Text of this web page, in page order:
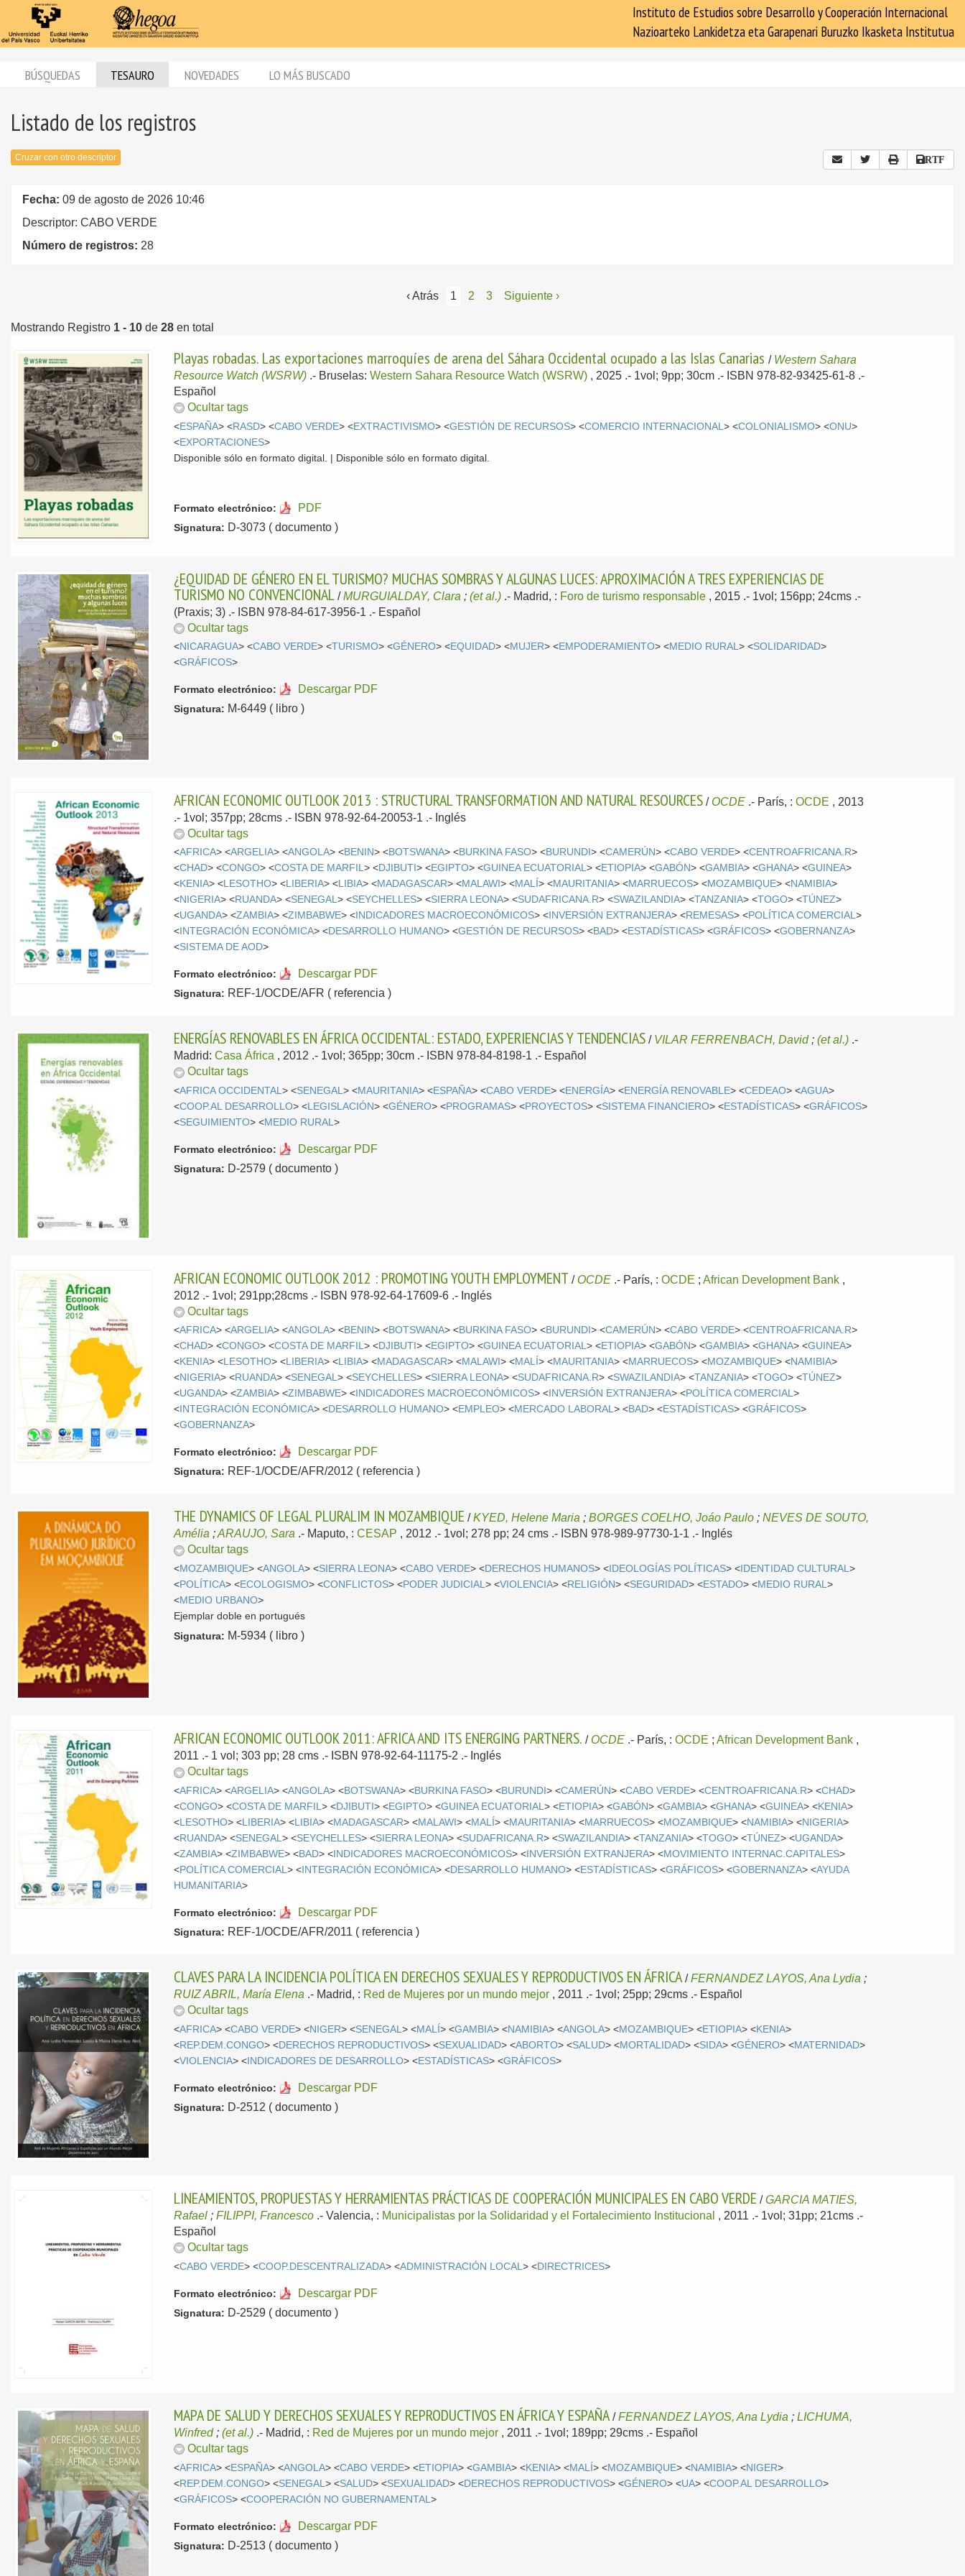
Instituto de Estudios sobre Desarrollo y Cooperación Internacional
Nazioarteko Lankidetza eta Garapenari Buruzko Ikasketa Institutua
BÚSQUEDAS TESAURO NOVEDADES LO MÁS BUSCADO
Listado de los registros
Cruzar con otro descriptor RTF
Fecha: 09 de agosto de 2026 10:46
Descriptor: CABO VERDE
Número de registros: 28
‹ Atrás 1 2 3 Siguiente ›
Mostrando Registro 1 - 10 de 28 en total
Playas robadas. Las exportaciones marroquíes de arena del Sáhara Occidental ocupado a las Islas Canarias/ Western Sahara
Resource Watch (WSRW) .- Bruselas:Western Sahara Resource Watch (WSRW) , 2025 .- 1vol; 9pp; 30cm .- ISBN 978-82-93425-61-8 .-
Español
Ocultar tags
<ESPAÑA> <RASD> <CABO VERDE> <EXTRACTIVISMO> <GESTIÓN DE RECURSOS> <COMERCIO INTERNACIONAL> <COLONIALISMO> <ONU>
<EXPORTACIONES>
Disponible sólo en formato digital. | Disponible sólo en formato digital.
Formato electrónico: PDF
Signatura: D-3073 ( documento )
¿EQUIDAD DE GÉNERO EN EL TURISMO? MUCHAS SOMBRAS Y ALGUNAS LUCES: APROXIMACIÓN A TRES EXPERIENCIAS DE
TURISMO NO CONVENCIONAL /MURGUIALDAY, Clara ;(et al.) .- Madrid, : Foro de turismo responsable , 2015 .- 1vol; 156pp; 24cms .-
(Praxis; 3) .- ISBN 978-84-617-3956-1 .- Español
Ocultar tags
<NICARAGUA> <CABO VERDE> <TURISMO> <GÉNERO> <EQUIDAD> <MUJER> <EMPODERAMIENTO> <MEDIO RURAL> <SOLIDARIDAD>
<GRÁFICOS>
Formato electrónico: Descargar PDF
Signatura: M-6449 ( libro )
AFRICAN ECONOMIC OUTLOOK 2013 : STRUCTURAL TRANSFORMATION AND NATURAL RESOURCES / OCDE .- París, :OCDE , 2013
.- 1vol; 357pp; 28cms .- ISBN 978-92-64-20053-1 .- Inglés
Ocultar tags
<AFRICA> <ARGELIA> <ANGOLA> <BENIN> <BOTSWANA> <BURKINA FASO> <BURUNDI> <CAMERÚN> <CABO VERDE> <CENTROAFRICANA.R>
<CHAD> <CONGO> <COSTA DE MARFIL> <DJIBUTI> <EGIPTO> <GUINEA ECUATORIAL> <ETIOPIA> <GABÓN> <GAMBIA> <GHANA> <GUINEA>
<KENIA> <LESOTHO> <LIBERIA> <LIBIA> <MADAGASCAR> <MALAWI> <MALÍ> <MAURITANIA> <MARRUECOS> <MOZAMBIQUE> <NAMIBIA>
<NIGERIA> <RUANDA> <SENEGAL> <SEYCHELLES> <SIERRA LEONA> <SUDAFRICANA.R> <SWAZILANDIA> <TANZANIA> <TOGO> <TÚNEZ>
<UGANDA> <ZAMBIA> <ZIMBABWE> < INDICADORES MACROECONÓMICOS> < INVERSIÓN EXTRANJERA> <REMESAS> <POLÍTICA COMERCIAL>
< INTEGRACIÓN ECONÓMICA> <DESARROLLO HUMANO> <GESTIÓN DE RECURSOS> <BAD> <ESTADÍSTICAS> <GRÁFICOS> <GOBERNANZA>
<SISTEMA DE AOD>
Formato electrónico: Descargar PDF
Signatura: REF-1/OCDE/AFR ( referencia )
ENERGÍAS RENOVABLES EN ÁFRICA OCCIDENTAL: ESTADO, EXPERIENCIAS Y TENDENCIAS / VILAR FERRENBACH, David;(et al.) .-
Madrid:Casa África , 2012 .- 1vol; 365pp; 30cm .- ISBN 978-84-8198-1 .- Español
Ocultar tags
<AFRICA OCCIDENTAL> <SENEGAL> <MAURITANIA> <ESPAÑA> <CABO VERDE> <ENERGÍA> <ENERGÍA RENOVABLE> <CEDEAO> <AGUA>
<COOP.AL DESARROLLO> < LEGISLACIÓN> <GÉNERO> <PROGRAMAS> <PROYECTOS> <SISTEMA FINANCIERO> <ESTADÍSTICAS> <GRÁFICOS>
<SEGUIMIENTO> <MEDIO RURAL>
Formato electrónico: Descargar PDF
Signatura: D-2579 ( documento )
AFRICAN ECONOMIC OUTLOOK 2012 : PROMOTING YOUTH EMPLOYMENT / OCDE .- París, :OCDE ;African Development Bank ,
2012 .- 1vol; 291pp;28cms .- ISBN 978-92-64-17609-6 .- Inglés
Ocultar tags
<AFRICA> <ARGELIA> <ANGOLA> <BENIN> <BOTSWANA> <BURKINA FASO> <BURUNDI> <CAMERÚN> <CABO VERDE> <CENTROAFRICANA.R>
<CHAD> <CONGO> <COSTA DE MARFIL> <DJIBUTI> <EGIPTO> <GUINEA ECUATORIAL> <ETIOPIA> <GABÓN> <GAMBIA> <GHANA> <GUINEA>
<KENIA> <LESOTHO> <LIBERIA> <LIBIA> <MADAGASCAR> <MALAWI> <MALÍ> <MAURITANIA> <MARRUECOS> <MOZAMBIQUE> <NAMIBIA>
<NIGERIA> <RUANDA> <SENEGAL> <SEYCHELLES> <SIERRA LEONA> <SUDAFRICANA.R> <SWAZILANDIA> <TANZANIA> <TOGO> <TÚNEZ>
<UGANDA> <ZAMBIA> <ZIMBABWE> < INDICADORES MACROECONÓMICOS> < INVERSIÓN EXTRANJERA> <POLÍTICA COMERCIAL>
< INTEGRACIÓN ECONÓMICA> <DESARROLLO HUMANO> <EMPLEO> <MERCADO LABORAL> <BAD> <ESTADÍSTICAS> <GRÁFICOS>
<GOBERNANZA>
Formato electrónico: Descargar PDF
Signatura: REF-1/OCDE/AFR/2012 ( referencia )
THE DYNAMICS OF LEGAL PLURALIM IN MOZAMBIQUE /KYED, Helene Maria ;BORGES COELHO, Joáo Paulo ;NEVES DE SOUTO,
Amélia ;ARAUJO, Sara .- Maputo, :CESAP , 2012 .- 1vol; 278 pp; 24 cms .- ISBN 978-989-97730-1-1 .- Inglés
Ocultar tags
<MOZAMBIQUE> <ANGOLA> <SIERRA LEONA> <CABO VERDE> <DERECHOS HUMANOS> < IDEOLOGÍAS POLÍTICAS> < IDENTIDAD CULTURAL>
<POLÍTICA> <ECOLOGISMO> <CONFLICTOS> <PODER JUDICIAL> <VIOLENCIA> <RELIGIÓN> <SEGURIDAD> <ESTADO> <MEDIO RURAL>
<MEDIO URBANO>
Ejemplar doble en portugués
Signatura: M-5934 ( libro )
AFRICAN ECONOMIC OUTLOOK 2011: AFRICA AND ITS ENERGING PARTNERS. / OCDE .- París, :OCDE ;African Development Bank ,
2011 .- 1 vol; 303 pp; 28 cms .- ISBN 978-92-64-11175-2 .- Inglés
Ocultar tags
<AFRICA> <ARGELIA> <ANGOLA> <BOTSWANA> <BURKINA FASO> <BURUNDI> <CAMERÚN> <CABO VERDE> <CENTROAFRICANA.R> <CHAD>
<CONGO> <COSTA DE MARFIL> <DJIBUTI> <EGIPTO> <GUINEA ECUATORIAL> <ETIOPIA> <GABÓN> <GAMBIA> <GHANA> <GUINEA> <KENIA>
<LESOTHO> <LIBERIA> <LIBIA> <MADAGASCAR> <MALAWI> <MALÍ> <MAURITANIA> <MARRUECOS> <MOZAMBIQUE> <NAMIBIA> <NIGERIA>
<RUANDA> <SENEGAL> <SEYCHELLES> <SIERRA LEONA> <SUDAFRICANA.R> <SWAZILANDIA> <TANZANIA> <TOGO> <TÚNEZ> <UGANDA>
<ZAMBIA> <ZIMBABWE> <BAD> < INDICADORES MACROECONÓMICOS> < INVERSIÓN EXTRANJERA> <MOVIMIENTO INTERNAC.CAPITALES>
<POLÍTICA COMERCIAL> < INTEGRACIÓN ECONÓMICA> <DESARROLLO HUMANO> <ESTADÍSTICAS> <GRÁFICOS> <GOBERNANZA> <AYUDA
HUMANITARIA>
Formato electrónico: Descargar PDF
Signatura: REF-1/OCDE/AFR/2011 ( referencia )
CLAVES PARA LA INCIDENCIA POLÍTICA EN DERECHOS SEXUALES Y REPRODUCTIVOS EN ÁFRICA /FERNANDEZ LAYOS, Ana Lydia ;
RUIZ ABRIL, María Elena .- Madrid, : Red de Mujeres por un mundo mejor , 2011 .- 1vol; 25pp; 29cms .- Español
Ocultar tags
<AFRICA> <CABO VERDE> <NIGER> <SENEGAL> <MALÍ> <GAMBIA> <NAMIBIA> <ANGOLA> <MOZAMBIQUE> <ETIOPIA> <KENIA>
<REP.DEM.CONGO> <DERECHOS REPRODUCTIVOS> <SEXUALIDAD> <ABORTO> <SALUD> <MORTALIDAD> <SIDA> <GÉNERO> <MATERNIDAD>
<VIOLENCIA> <INDICADORES DE DESARROLLO> <ESTADÍSTICAS> <GRÁFICOS>
Formato electrónico: Descargar PDF
Signatura: D-2512 ( documento )
LINEAMIENTOS, PROPUESTAS Y HERRAMIENTAS PRÁCTICAS DE COOPERACIÓN MUNICIPALES EN CABO VERDE /GARCIA MATIES,
Rafael ;FILIPPI, Francesco .-Valencia, : Municipalistas por la Solidaridad y el Fortalecimiento Institucional , 2011 .- 1vol; 31pp; 21cms .-
Español
Ocultar tags
<CABO VERDE> <COOP.DESCENTRALIZADA> <ADMINISTRACIÓN LOCAL> <DIRECTRICES>
Formato electrónico: Descargar PDF
Signatura: D-2529 ( documento )
MAPA DE SALUD Y DERECHOS SEXUALES Y REPRODUCTIVOS EN ÁFRICA Y ESPAÑA /FERNANDEZ LAYOS, Ana Lydia ;LICHUMA,
Winfred;(et al.) .- Madrid, : Red de Mujeres por un mundo mejor , 2011 .- 1vol; 189pp; 29cms .- Español
Ocultar tags
<AFRICA> <ESPAÑA> <ANGOLA> <CABO VERDE> <ETIOPIA> <GAMBIA> <KENIA> <MALÍ> <MOZAMBIQUE> <NAMIBIA> <NIGER>
<REP.DEM.CONGO> <SENEGAL> <SALUD> <SEXUALIDAD> <DERECHOS REPRODUCTIVOS> <GÉNERO> <UA> <COOP.AL DESARROLLO>
<GRÁFICOS> <COOPERACIÓN NO GUBERNAMENTAL>
Formato electrónico: Descargar PDF
Signatura: D-2513 ( documento )